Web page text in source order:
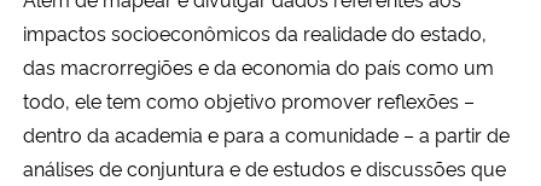
impactos socioeconômicos da realidade do estado,
das macrorregiões e da economia do país como um
todo, ele tem como objetivo promover reflexões –
dentro da academia e para a comunidade – a partir de
análises de conjuntura e de estudos e discussões que